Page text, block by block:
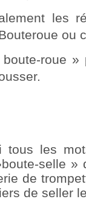
les
ou
roue »
tous les
selle »
de
de seller